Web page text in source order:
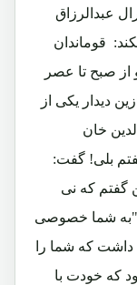
عبدالرزاق
قوماندان
از صبح تا عصر
دیدار یکی از
خان
بلی! گفت:
گفتم که نی
"به شما خصوصی
که شما را
که خودت با